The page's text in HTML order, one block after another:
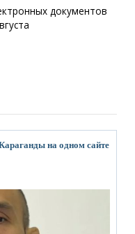
документов
на одном сайте